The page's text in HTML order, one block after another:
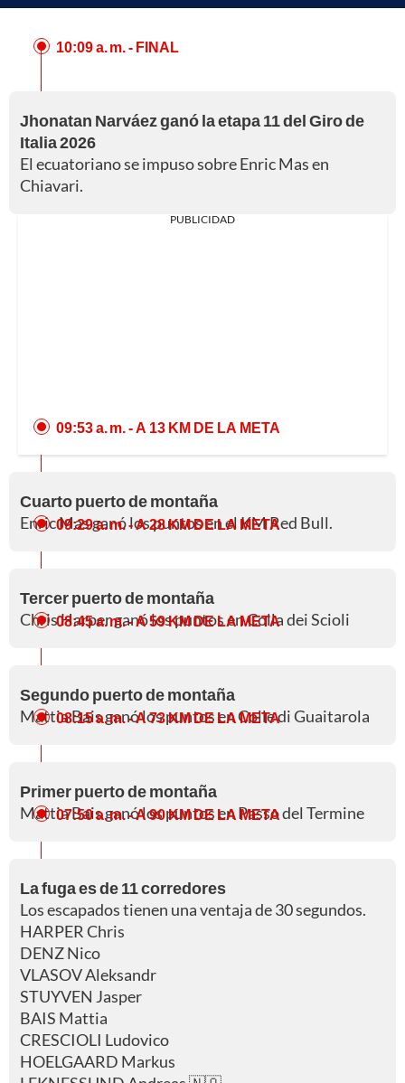
10:09 a. m.- FINAL
Jhonatan Narváez ganó la etapa 11 del Giro de
Italia 2026
El ecuatoriano se impuso sobre Enric Mas en
Chiavari.
PUBLICIDAD
09:53 a. m.- A 13 KM DE LA META
Cuarto puerto de montaña
Enric Mas ganó los puntos en el KM Red Bull.
09:29 a. m.- A 28 KM DE LA META
Tercer puerto de montaña
Chris Harper ganó los puntos en Colla dei Scioli
08:45 a. m.- A 59 KM DE LA META
Segundo puerto de montaña
Mattia Bais ganó los puntos en Colle di Guaitarola
08:15 a. m.- A 73 KM DE LA META
Primer puerto de montaña
Mattia Bais ganó los puntos en Passo del Termine
07:50 a. m.- A 90 KM DE LA META
La fuga es de 11 corredores
Los escapados tienen una ventaja de 30 segundos.
HARPER Chris
DENZ Nico
VLASOV Aleksandr
STUYVEN Jasper
BAIS Mattia
CRESCIOLI Ludovico
HOELGAARD Markus